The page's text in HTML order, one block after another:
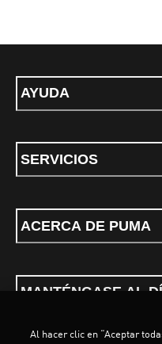
AYUDA
SERVICIOS
ACERCA DE PUMA
MANTÉNGASE AL
Al hacer clic en “Aceptar